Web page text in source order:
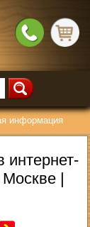
информация
интернет-
|